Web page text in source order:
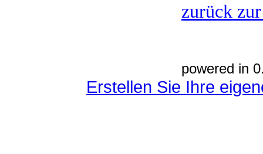
zurück
powered in
Erstellen Sie Ihre